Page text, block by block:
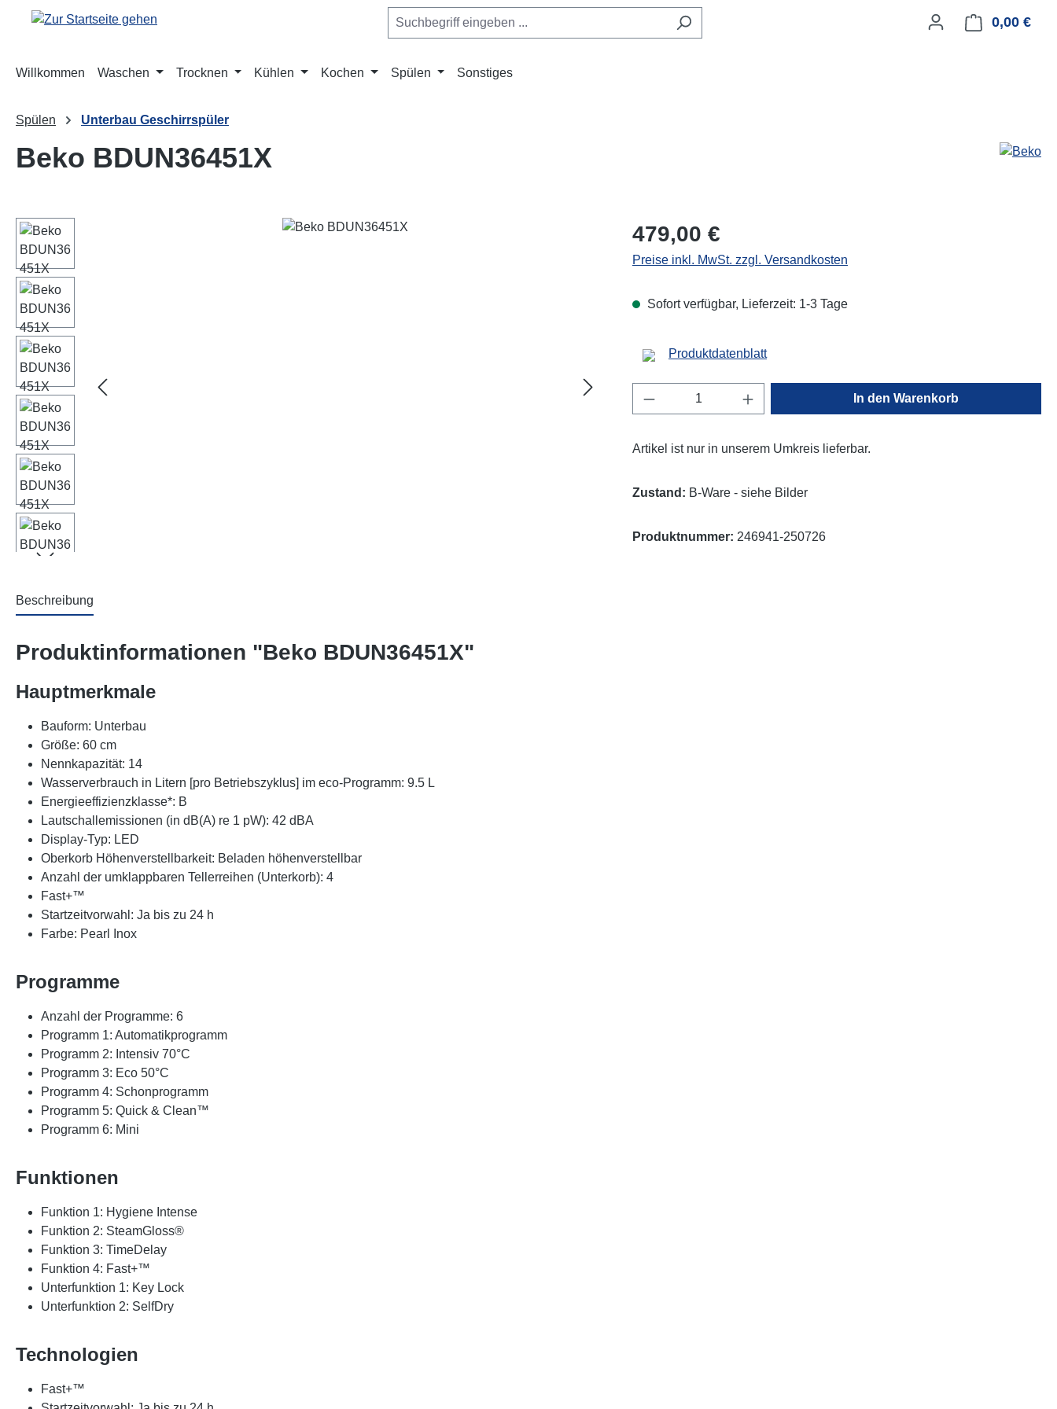
Hauptinhalt springen
Zur Suche springen
Zur Hauptnavigation springen 0,00 €
Willkommen Waschen Trocknen Kühlen Kochen Spülen Sonstiges
Spülen Unterbau Geschirrspüler
Beko BDUN36451X
Bildergalerie überspringen Regulärer Preis:
479,00 €
Preise inkl. MwSt. zzgl. Versandkosten
Sofort verfügbar, Lieferzeit: 1-3 Tage
Produktdatenblatt
Produkt Anzahl: Gib den gewünschten Wert ein
In den Warenkorb
Artikel ist nur in unserem Umkreis lieferbar.
Zustand: B-Ware - siehe Bilder
Produktnummer: 246941-250726
Beschreibung
Produktinformationen "Beko BDUN36451X"
Hauptmerkmale
Bauform: Unterbau
Größe: 60 cm
Nennkapazität: 14
Wasserverbrauch in Litern [pro Betriebszyklus] im eco-Programm: 9.5 L
Energieeffizienzklasse*: B
Lautschallemissionen (in dB(A) re 1 pW): 42 dBA
Display-Typ: LED
Oberkorb Höhenverstellbarkeit: Beladen höhenverstellbar
Anzahl der umklappbaren Tellerreihen (Unterkorb): 4
Fast+™
Startzeitvorwahl: Ja bis zu 24 h
Farbe: Pearl Inox
Programme
Anzahl der Programme: 6
Programm 1: Automatikprogramm
Programm 2: Intensiv 70°C
Programm 3: Eco 50°C
Programm 4: Schonprogramm
Programm 5: Quick & Clean™
Programm 6: Mini
Funktionen
Funktion 1: Hygiene Intense
Funktion 2: SteamGloss®
Funktion 3: TimeDelay
Funktion 4: Fast+™
Unterfunktion 1: Key Lock
Unterfunktion 2: SelfDry
Technologien
Fast+™